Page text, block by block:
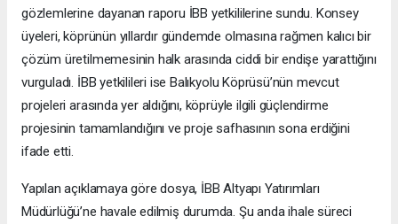
gözlemlerine dayanan raporu İBB yetkililerine sundu. Konsey
üyeleri, köprünün yıllardır gündemde olmasına rağmen kalıcı bir
çözüm üretilmemesinin halk arasında ciddi bir endişe yarattığını
vurguladı. İBB yetkilileri ise Balıkyolu Köprüsü’nün mevcut
projeleri arasında yer aldığını, köprüyle ilgili güçlendirme
projesinin tamamlandığını ve proje safhasının sona erdiğini
ifade etti.
Yapılan açıklamaya göre dosya, İBB Altyapı Yatırımları
Müdürlüğü’ne havale edilmiş durumda. Şu anda ihale süreci